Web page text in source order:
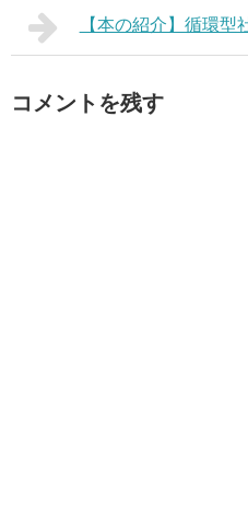
【本の紹介】循環型
コメントを残す